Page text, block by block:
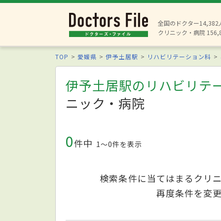
全国のドクター14,382
クリニック・病院
TOP 愛媛県 伊予土居駅 リハビリテーション科
伊予土居駅のリハビリテ
ニック・病院
0件中 1〜0件を表示
検索条件に当てはまるクリ
再度条件を変